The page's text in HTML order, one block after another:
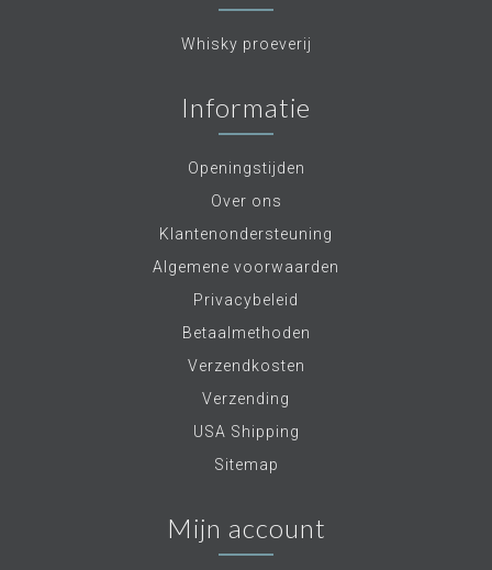
Whisky proeverij
Informatie
Openingstijden
Over ons
Klantenondersteuning
Algemene voorwaarden
Privacybeleid
Betaalmethoden
Verzendkosten
Verzending
USA Shipping
Sitemap
Mijn account